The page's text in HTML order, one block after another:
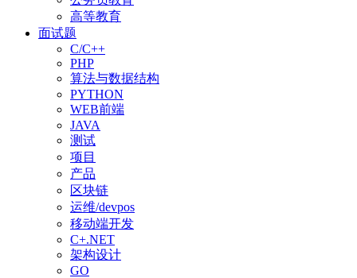
高等教育
面试题
C/C++
PHP
算法与数据结构
PYTHON
WEB前端
JAVA
测试
项目
产品
区块链
运维/devpos
移动端开发
C+.NET
架构设计
GO